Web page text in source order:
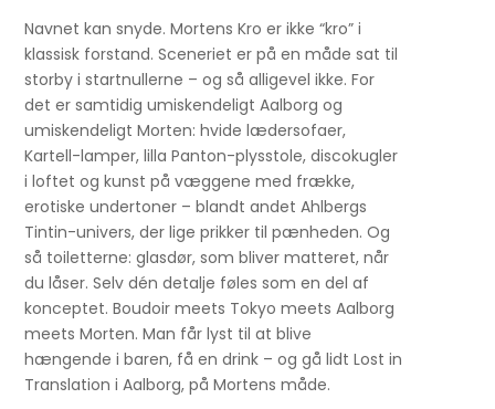
Navnet kan snyde. Mortens Kro er ikke “kro” i
klassisk forstand. Sceneriet er på en måde sat til
storby i startnullerne – og så alligevel ikke. For
det er samtidig umiskendeligt Aalborg og
umiskendeligt Morten: hvide lædersofaer,
Kartell-lamper, lilla Panton-plysstole, discokugler
i loftet og kunst på væggene med frække,
erotiske undertoner – blandt andet Ahlbergs
Tintin-univers, der lige prikker til pænheden. Og
så toiletterne: glasdør, som bliver matteret, når
du låser. Selv dén detalje føles som en del af
konceptet. Boudoir meets Tokyo meets Aalborg
meets Morten. Man får lyst til at blive
hængende i baren, få en drink – og gå lidt Lost in
Translation i Aalborg, på Mortens måde.